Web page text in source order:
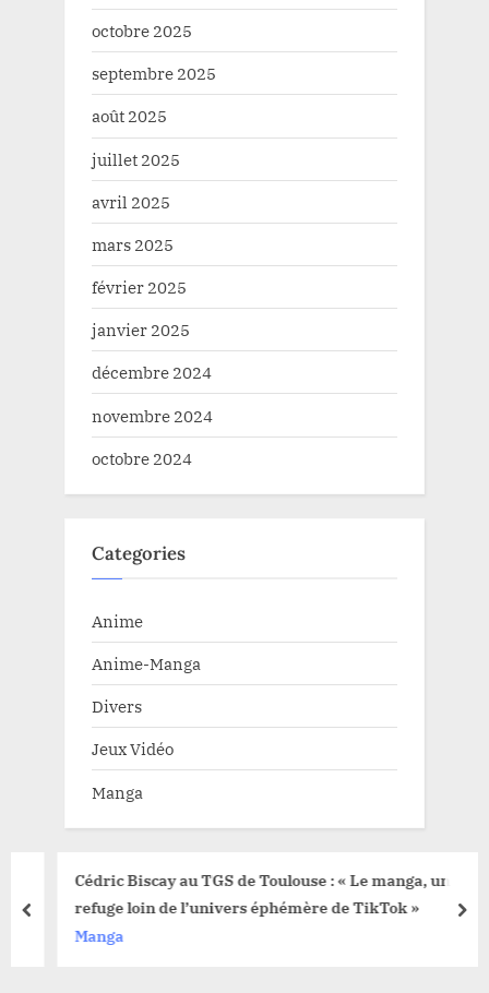
octobre 2025
septembre 2025
août 2025
juillet 2025
avril 2025
mars 2025
février 2025
janvier 2025
décembre 2024
novembre 2024
octobre 2024
Categories
Anime
Anime-Manga
Divers
Jeux Vidéo
Manga
Cédric Biscay au TGS de Toulouse : « Le manga, un
refuge loin de l’univers éphémère de TikTok »
Manga
prev